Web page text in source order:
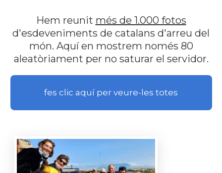
Hem reunit més de 1.000 fotos
d'esdeveniments de catalans d'arreu del
món. Aquí en mostrem només 80
aleatòriament per no saturar el servidor.
fes clic aquí per veure-les totes